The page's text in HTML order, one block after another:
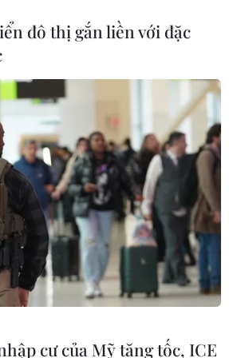
chi 5,5 tỷ USD
rôm gây ung
ổ dịch hô hấp lạ
tiếp
tại Mỹ và Hàn
cộng đồng
đô thị gắn liền với đặc
cư của Mỹ tăng tốc, ICE